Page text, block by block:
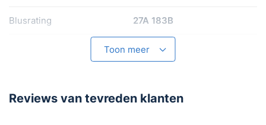
Blusrating 27A 183B
Rijkstypekeur, BSI EN3
Toon meer
Reviews van tevreden klanten